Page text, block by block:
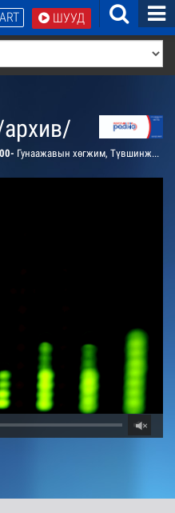
ШУУД
Гунаажавын хөгжим, Түвшинжаргалын шүлэг “Цэнхэр хангайн нутаг” дуу